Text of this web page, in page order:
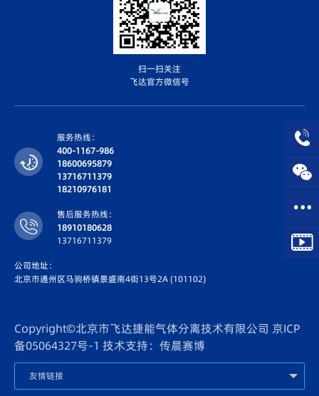
扫一扫关注
飞达官方微信号
服务热线：
400-1167-986
18600695879
13716711379
18210976181
售后服务热线：
18910180628
13716711379
公司地址：
北京市通州区马驹桥镇景盛南4街13号2A (101102)
Copyright©北京市飞达捷能气体分离技术有限公司 京ICP
备05064327号-1 技术支持：传晨赛博